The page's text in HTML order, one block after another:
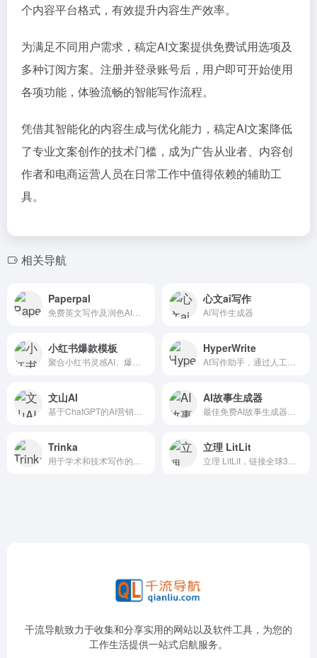
个内容平台格式，有效提升内容生产效率。
为满足不同用户需求，稿定AI文案提供免费试用选项及
多种订阅方案。注册并登录账号后，用户即可开始使用
各项功能，体验流畅的智能写作流程。
凭借其智能化的内容生成与优化能力，稿定AI文案降低
了专业文案创作的技术门槛，成为广告从业者、内容创
作者和电商运营人员在日常工作中值得依赖的辅助工
具。
相关导航
Paperpal 心文ai写作
Ai写作生成器
小红书爆款模板 HyperWrite
文山AI AI故事生成器
Trinka 立理 LitLit
千流导航致力于收集和分享实用的网站以及软件工具，为您的
工作生活提供一站式启航服务。